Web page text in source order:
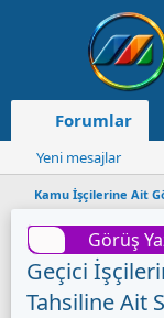
Forumlar
Yeni mesajlar
Kamu İşçilerine Ait
Görüş
Geçici
Tahsiline Ait